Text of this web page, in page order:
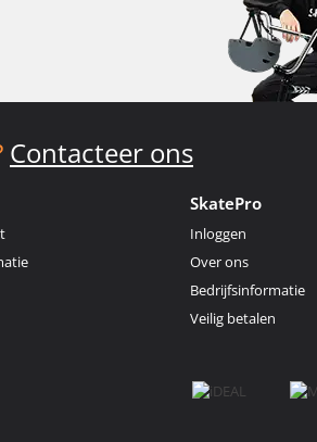
Contacteer ons
SkatePro
Inloggen
Over ons
Bedrijfsinformatie
Veilig betalen